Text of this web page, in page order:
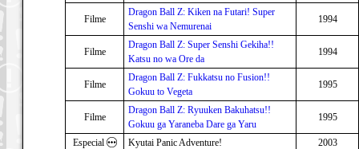
Filme
Dragon Ball Z: Kiken na Futari! Super
Senshi wa Nemurenai
1994
Filme
Dragon Ball Z: Super Senshi Gekiha!!
Katsu no wa Ore da
1994
Filme
Dragon Ball Z: Fukkatsu no Fusion!!
Gokuu to Vegeta
1995
Filme
Dragon Ball Z: Ryuuken Bakuhatsu!!
Gokuu ga Yaraneba Dare ga Yaru
1995
Especial Kyutai Panic Adventure!
2003